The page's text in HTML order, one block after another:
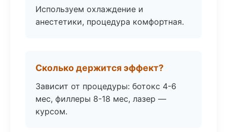
Используем охлаждение и
анестетики, процедура комфортная.
Сколько держится эффект?
Зависит от процедуры: ботокс 4-6
мес, филлеры 8-18 мес, лазер —
курсом.